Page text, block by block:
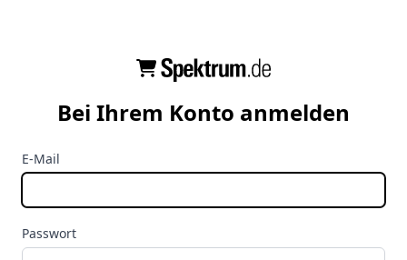
Bei Ihrem Konto anmelden
E-Mail
Passwort